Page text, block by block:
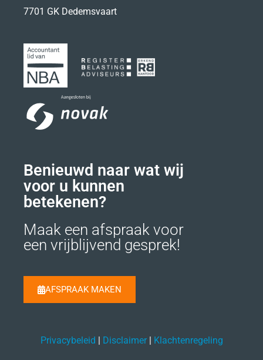
7701 GK Dedemsvaart
Benieuwd naar wat wij
voor u kunnen
betekenen?
Maak een afspraak voor
een vrijblijvend gesprek!
AFSPRAAK MAKEN
Privacybeleid Disclaimer| Klachtenregeling